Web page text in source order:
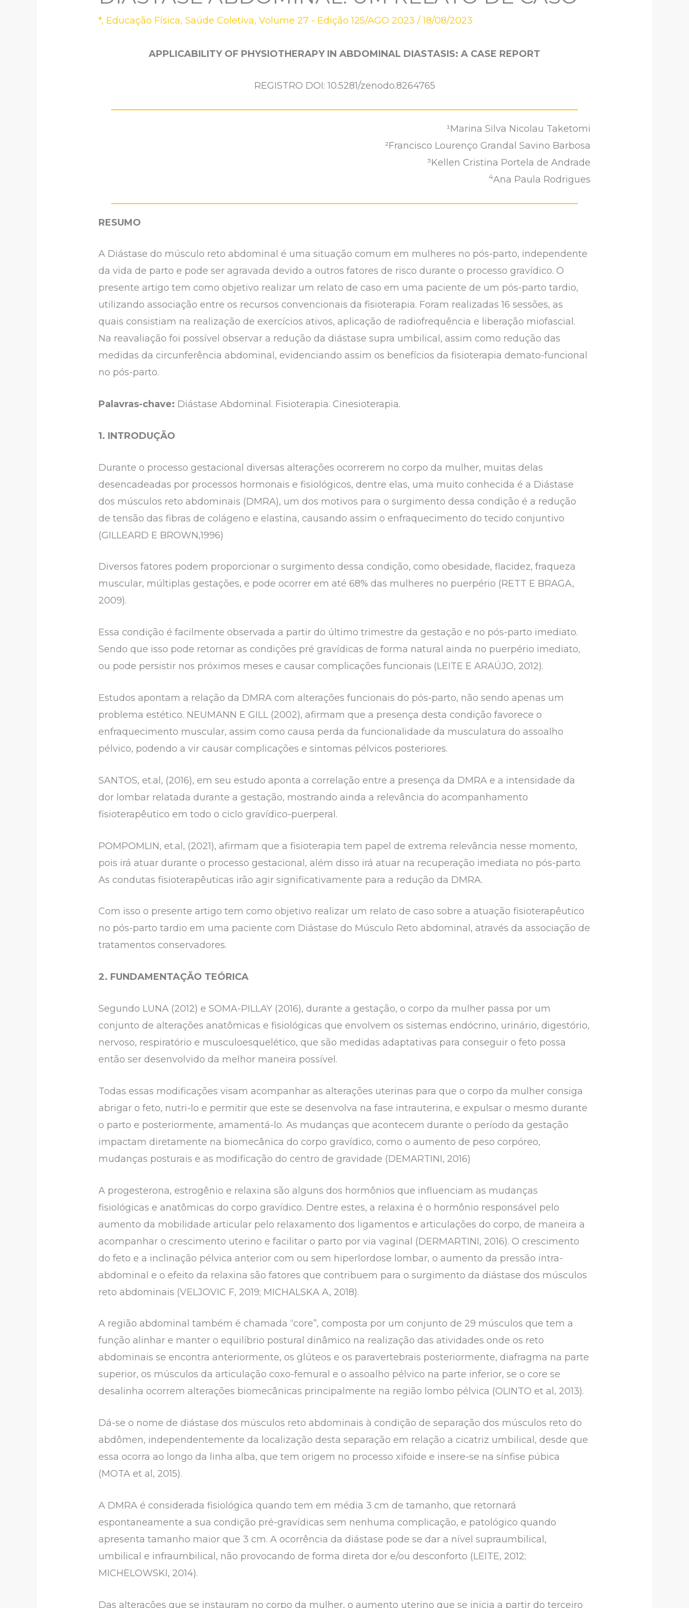
*, Educação Física,Saúde Coletiva,Volume 27 - Edição 125/AGO 2023 /18/08/2023
APPLICABILITY OF PHYSIOTHERAPY IN ABDOMINAL DIASTASIS: A CASE REPORT
REGISTRO DOI: 10.5281/zenodo.8264765
¹Marina Silva Nicolau Taketomi
²Francisco Lourenço Grandal Savino Barbosa
³Kellen Cristina Portela de Andrade
4Ana Paula Rodrigues
RESUMO
A Diástase do músculo reto abdominal é uma situação comum em mulheres no pós-parto, independente
da vida de parto e pode ser agravada devido a outros fatores de risco durante o processo gravídico. O
presente artigo tem como objetivo realizar um relato de caso em uma paciente de um pós-parto tardio,
utilizando associação entre os recursos convencionais da fisioterapia. Foram realizadas 16 sessões, as
quais consistiam na realização de exercícios ativos, aplicação de radiofrequência e liberação miofascial.
Na reavaliação foi possível observar a redução da diástase supra umbilical, assim como redução das
medidas da circunferência abdominal, evidenciando assim os benefícios da fisioterapia demato-funcional
no pós-parto.
Palavras-chave: Diástase Abdominal. Fisioterapia. Cinesioterapia.
1. INTRODUÇÃO
Durante o processo gestacional diversas alterações ocorrerem no corpo da mulher, muitas delas
desencadeadas por processos hormonais e fisiológicos, dentre elas, uma muito conhecida é a Diástase
dos músculos reto abdominais (DMRA), um dos motivos para o surgimento dessa condição é a redução
de tensão das fibras de colágeno e elastina, causando assim o enfraquecimento do tecido conjuntivo
(GILLEARD E BROWN,1996)
Diversos fatores podem proporcionar o surgimento dessa condição, como obesidade, flacidez, fraqueza
muscular, múltiplas gestações, e pode ocorrer em até 68% das mulheres no puerpério (RETT E BRAGA,
2009).
Essa condição é facilmente observada a partir do último trimestre da gestação e no pós-parto imediato.
Sendo que isso pode retornar as condições pré gravídicas de forma natural ainda no puerpério imediato,
ou pode persistir nos próximos meses e causar complicações funcionais (LEITE E ARAÚJO, 2012).
Estudos apontam a relação da DMRA com alterações funcionais do pós-parto, não sendo apenas um
problema estético. NEUMANN E GILL (2002), afirmam que a presença desta condição favorece o
enfraquecimento muscular, assim como causa perda da funcionalidade da musculatura do assoalho
pélvico, podendo a vir causar complicações e sintomas pélvicos posteriores.
SANTOS, et.al, (2016), em seu estudo aponta a correlação entre a presença da DMRA e a intensidade da
dor lombar relatada durante a gestação, mostrando ainda a relevância do acompanhamento
fisioterapêutico em todo o ciclo gravídico-puerperal.
POMPOMLIN, et.al, (2021), afirmam que a fisioterapia tem papel de extrema relevância nesse momento,
pois irá atuar durante o processo gestacional, além disso irá atuar na recuperação imediata no pós-parto.
As condutas fisioterapêuticas irão agir significativamente para a redução da DMRA.
Com isso o presente artigo tem como objetivo realizar um relato de caso sobre a atuação fisioterapêutico
no pós-parto tardio em uma paciente com Diástase do Músculo Reto abdominal, através da associação de
tratamentos conservadores.
2. FUNDAMENTAÇÃO TEÓRICA
Segundo LUNA (2012) e SOMA-PILLAY (2016), durante a gestação, o corpo da mulher passa por um
conjunto de alterações anatômicas e fisiológicas que envolvem os sistemas endócrino, urinário, digestório,
nervoso, respiratório e musculoesquelético, que são medidas adaptativas para conseguir o feto possa
então ser desenvolvido da melhor maneira possível.
Todas essas modificações visam acompanhar as alterações uterinas para que o corpo da mulher consiga
abrigar o feto, nutri-lo e permitir que este se desenvolva na fase intrauterina, e expulsar o mesmo durante
o parto e posteriormente, amamentá-lo. As mudanças que acontecem durante o período da gestação
impactam diretamente na biomecânica do corpo gravídico, como o aumento de peso corpóreo,
mudanças posturais e as modificação do centro de gravidade (DEMARTINI, 2016)
A progesterona, estrogênio e relaxina são alguns dos hormônios que influenciam as mudanças
fisiológicas e anatômicas do corpo gravídico. Dentre estes, a relaxina é o hormônio responsável pelo
aumento da mobilidade articular pelo relaxamento dos ligamentos e articulações do corpo, de maneira a
acompanhar o crescimento uterino e facilitar o parto por via vaginal (DERMARTINI, 2016). O crescimento
do feto e a inclinação pélvica anterior com ou sem hiperlordose lombar, o aumento da pressão intra-
abdominal e o efeito da relaxina são fatores que contribuem para o surgimento da diástase dos músculos
reto abdominais (VELJOVIC F, 2019; MICHALSKA A, 2018).
A região abdominal também é chamada “core”, composta por um conjunto de 29 músculos que tem a
função alinhar e manter o equilíbrio postural dinâmico na realização das atividades onde os reto
abdominais se encontra anteriormente, os glúteos e os paravertebrais posteriormente, diafragma na parte
superior, os músculos da articulação coxo-femural e o assoalho pélvico na parte inferior, se o core se
desalinha ocorrem alterações biomecânicas principalmente na região lombo pélvica (OLINTO et al, 2013).
Dá-se o nome de diástase dos músculos reto abdominais à condição de separação dos músculos reto do
abdômen, independentemente da localização desta separação em relação a cicatriz umbilical, desde que
essa ocorra ao longo da linha alba, que tem origem no processo xifoide e insere-se na sínfise púbica
(MOTA et al, 2015).
A DMRA é considerada fisiológica quando tem em média 3 cm de tamanho, que retornará
espontaneamente a sua condição pré-gravídicas sem nenhuma complicação, e patológico quando
apresenta tamanho maior que 3 cm. A ocorrência da diástase pode se dar a nível supraumbilical,
umbilical e infraumbilical, não provocando de forma direta dor e/ou desconforto (LEITE, 2012;
MICHELOWSKI, 2014).
Das alterações que se instauram no corpo da mulher, o aumento uterino que se inicia a partir do terceiro